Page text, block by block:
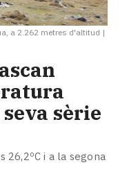
a 2.262 metres d'altitud |
sèrie
26,2ºC i a la segona